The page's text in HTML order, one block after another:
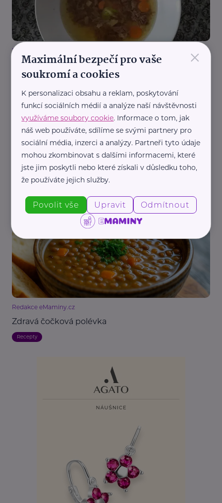
Redakce eMaminy.cz
Hovězí vývar
Pepa Nemrava
Kuchař Pepa Nemrava Recepty
Redakce eMaminy.cz
Zdravá čočková polévka
Recepty
×
Maximální bezpečí pro vaše
soukromí a cookies
K personalizaci obsahu a reklam, poskytování
funkcí sociálních médií a analýze naší návštěvnosti
využíváme soubory cookie. Informace o tom, jak
náš web používáte, sdílíme se svými partnery pro
sociální média, inzerci a analýzy. Partneři tyto údaje
mohou zkombinovat s dalšími informacemi, které
jste jim poskytli nebo které získali v důsledku toho,
že používáte jejich služby.
Povolit vše Upravit Odmítnout